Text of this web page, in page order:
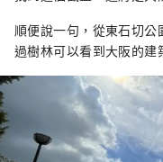
順便說一句，從東石切
過樹林可以看到大阪的建